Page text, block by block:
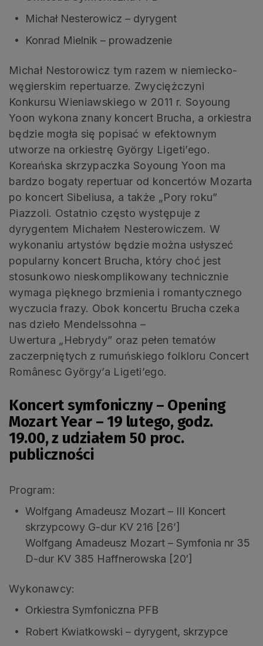
Michał Nesterowicz – dyrygent
Konrad Mielnik – prowadzenie
Michał Nestorowicz tym razem w niemiecko-
węgierskim repertuarze. Zwyciężczyni
Konkursu Wieniawskiego w 2011 r. Soyoung
Yoon wykona znany koncert Brucha, a orkiestra
będzie mogła się popisać w efektownym
utworze na orkiestrę György Ligeti’ego.
Koreańska skrzypaczka Soyoung Yoon ma
bardzo bogaty repertuar od koncertów Mozarta
po koncert Sibeliusa, a także „Pory roku”
Piazzoli. Ostatnio często występuje z
dyrygentem Michałem Nesterowiczem. W
wykonaniu artystów będzie można usłyszeć
popularny koncert Brucha, który choć jest
stosunkowo nieskomplikowany technicznie
wymaga pięknego brzmienia i romantycznego
wyczucia frazy. Obok koncertu Brucha czeka
nas dzieło Mendelssohna –
Uwertura „Hebrydy” oraz pełen tematów
zaczerpniętych z rumuńskiego folkloru Concert
Românesc György’a Ligeti’ego.
Koncert symfoniczny – Opening
Mozart Year – 19 lutego, godz.
19.00, z udziałem 50 proc.
publiczności
Program:
Wolfgang Amadeusz Mozart – III Koncert
skrzypcowy G-dur KV 216 [26’]
Wolfgang Amadeusz Mozart – Symfonia nr 35
D-dur KV 385 Haffnerowska [20′]
Wykonawcy:
Orkiestra Symfoniczna PFB
Robert Kwiatkowski – dyrygent, skrzypce